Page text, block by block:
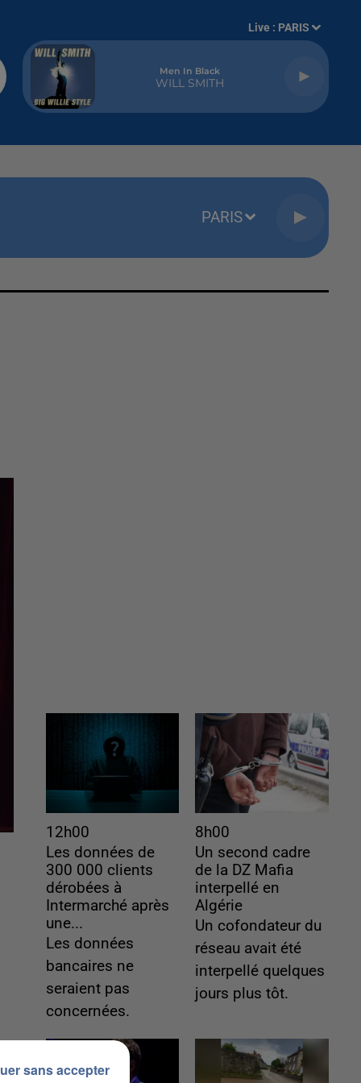
Live : PARIS
Men In Black
WILL SMITH
PARIS
12h00
Les données de
300 000 clients
dérobées à
Intermarché après
une...
Les données
bancaires ne
seraient pas
concernées.
8h00
Un second cadre
de la DZ Mafia
interpellé en
Algérie
Un cofondateur du
réseau avait été
interpellé quelques
jours plus tôt.
sans accepter